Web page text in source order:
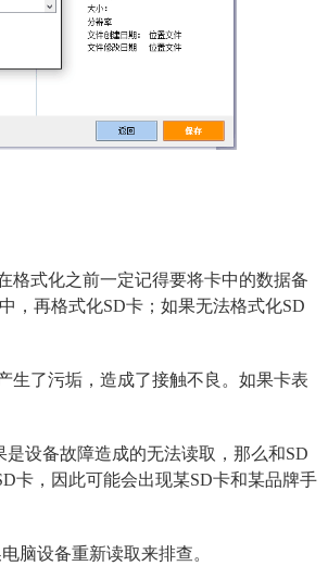
格式化之前一定记得要将卡中的数据备
，再格式化SD卡；如果无法格式化SD
生了污垢，造成了接触不良。如果卡表
设备故障造成的无法读取，那么和SD
卡，因此可能会出现某SD卡和某品牌手
脑设备重新读取来排查。